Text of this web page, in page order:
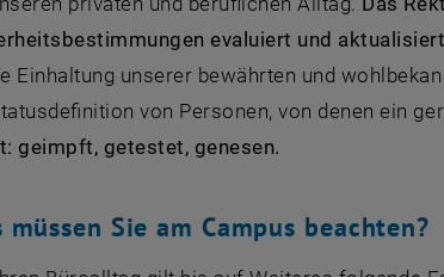
evaluiert und
Einhaltung unserer bewährten und
von Personen, von denen ein
geimpft, getestet, genesen.
müssen Sie am Campus beachten?